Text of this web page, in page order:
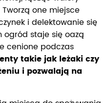
one miejsce
i delektowanie się
ogród staje się oazą
cenione podczas
takie jak leżaki czy
i pozwalają na